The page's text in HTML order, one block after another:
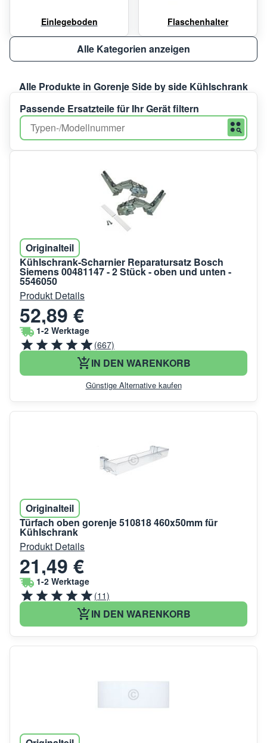
Einlegeboden Flaschenhalter
Alle Kategorien anzeigen
Alle Produkte in Gorenje Side by side Kühlschrank
Passende Ersatzteile für Ihr Gerät filtern
Originalteil
Kühlschrank-Scharnier Reparatursatz Bosch
Siemens 00481147 - 2 Stück - oben und unten -
5546050
Produkt Details
52,89 €
1-2 Werktage
(667)
IN DEN WARENKORB
Günstige Alternative kaufen
Originalteil
Türfach oben gorenje 510818 460x50mm für
Kühlschrank
Produkt Details
21,49 €
1-2 Werktage
(11)
IN DEN WARENKORB